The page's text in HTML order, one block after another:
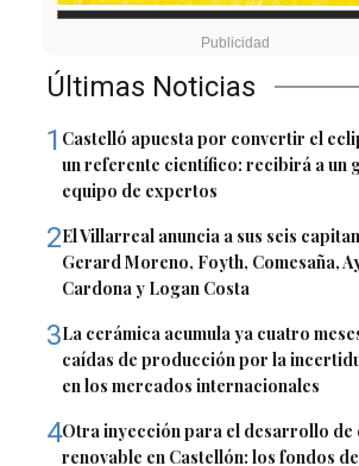
Últimas Noticias
1 Castelló apuesta por convertir el
un referente científico: recibirá a un
equipo de expertos
2El Villarreal anuncia a sus seis
Gerard Moreno, Foyth, Comesaña,
Cardona y Logan Costa
3La cerámica acumula ya cuatro
caídas de producción por la
en los mercados internacionales
4Otra inyección para el desarrollo de
renovable en Castellón: los fondos de